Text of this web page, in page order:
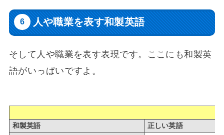
人や職業を表す和製英語
そして人や職業を表す表現です。ここにも和製英
語がいっぱいですよ。
和製英語 正しい英語